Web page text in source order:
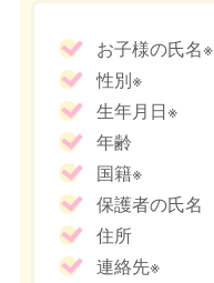
お子様の氏名※
性別※
生年月日※
年齢
国籍※
保護者の氏名
住所
連絡先※